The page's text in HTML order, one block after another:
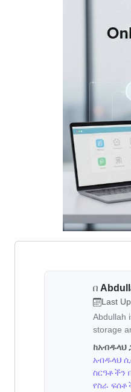
በ
Last
Abdullah
storage
ከአብዱላህ
አብዱላህ
ስርዓቶችን
የስራ